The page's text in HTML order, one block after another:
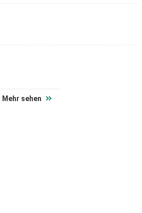
Mehr sehen